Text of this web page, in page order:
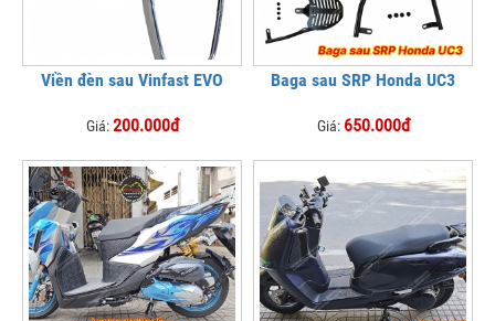
Viền đèn sau Vinfast EVO
Giá:200.000đ
Baga sau SRP Honda UC3
Giá: 650.000đ